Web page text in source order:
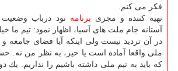
فكر می كنم.
تهیه كننده و مجری برنامه نود درباب
آستانه جام ملت های آسیا، اظهار نمود: تیم ما
در آن تردید نیست ولی اینكه آیا فضای جامعه
ملی واقعا آماده است یا خیر، به نظر من نه.
كه باید به تیم ملی داشته باشیم را نداریم. یك